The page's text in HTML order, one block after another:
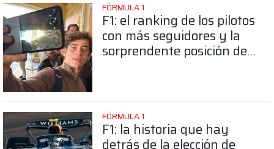
FÓRMULA 1
F1: el ranking de los pilotos
con más seguidores y la
sorprendente posición de
FÓRMULA 1
F1: la historia que hay
detrás de la elección de